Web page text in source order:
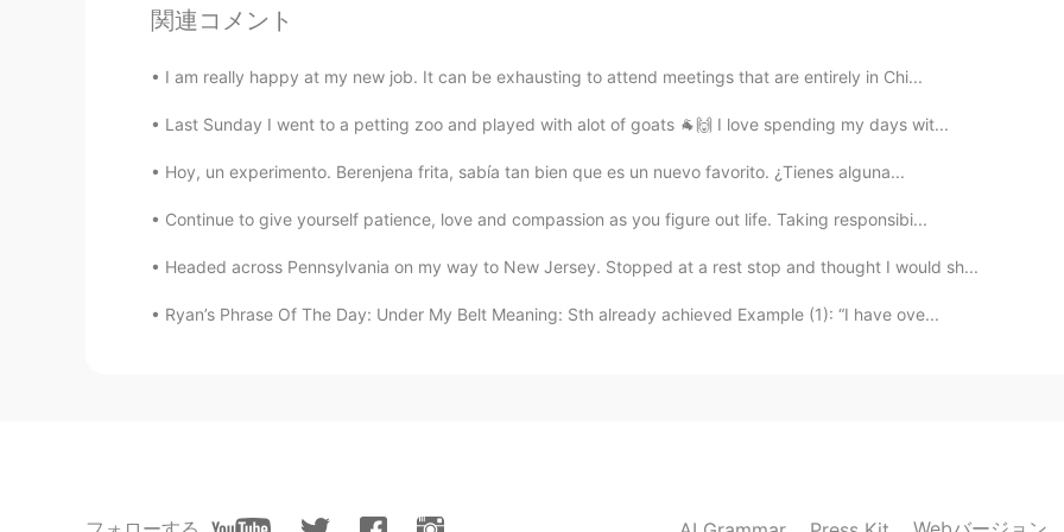
Galen Marek
EN
Thats beautiful, damn😁
関連コメント
I am really happy at my new job. It can be exhausting to attend meetings that are entirely in Chi...
Last Sunday I went to a petting zoo and played with alot of goats 🐐🙌 I love spending my days wit...
Hoy, un experimento. Berenjena frita, sabía tan bien que es un nuevo favorito. ¿Tienes alguna...
Continue to give yourself patience, love and compassion as you figure out life. Taking responsibi...
Headed across Pennsylvania on my way to New Jersey. Stopped at a rest stop and thought I would sh...
Ryan’s Phrase Of The Day: Under My Belt Meaning: Sth already achieved Example (1): “I have ove...